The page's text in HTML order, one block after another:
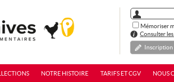
Mémoriser
Consulter les
Inscription
NOTRE HISTOIRE TARIFS ET CGV NOUS